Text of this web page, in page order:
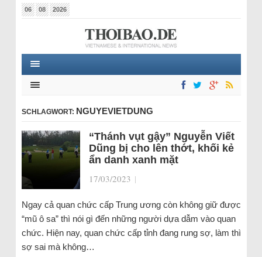
06 08 2026
SCHLAGWORT: NGUYEVIETDUNG
“Thánh vụt gậy” Nguyễn Viết
Dũng bị cho lên thớt, khối kẻ
ẩn danh xanh mặt
17/03/2023 |
Ngay cả quan chức cấp Trung ương còn không giữ được
“mũ ô sa” thì nói gì đến những người dựa dẫm vào quan
chức. Hiện nay, quan chức cấp tỉnh đang rung sợ, làm thì
sợ sai mà không…